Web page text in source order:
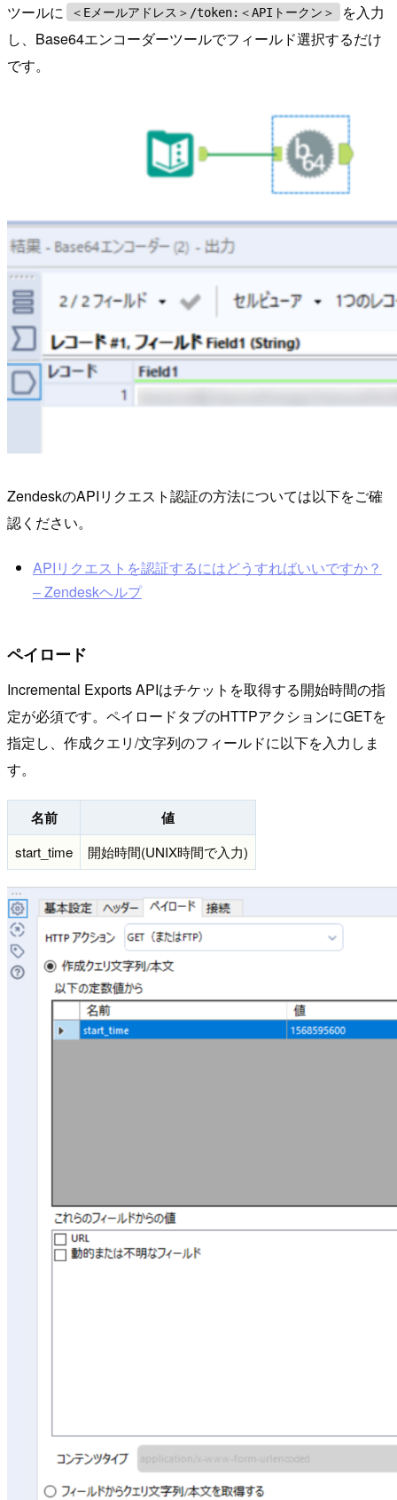
ツールに
＜Eメールアドレス＞/token:＜APIトークン＞
を入力
し、Base64エンコーダーツールでフィールド選択するだけ
です。
ZendeskのAPIリクエスト認証の方法については以下をご確
認ください。
APIリクエストを認証するにはどうすればいいですか？
– Zendeskヘルプ
ペイロード
Incremental Exports APIはチケットを取得する開始時間の指
定が必須です。ペイロードタブのHTTPアクションにGETを
指定し、作成クエリ/文字列のフィールドに以下を入力しま
す。
名前 値
start_time 開始時間(UNIX時間で入力)